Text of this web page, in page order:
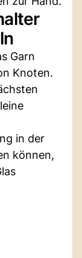
Garn
Knoten.
in der
können,